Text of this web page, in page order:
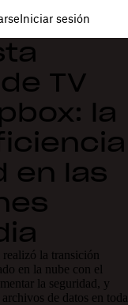
Iniciar sesión
TV
la
en las
la transición
en la nube con el
la seguridad, y
de datos en toda